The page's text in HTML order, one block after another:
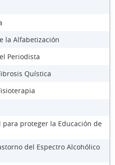
la Alfabetización
Periodista
Quística
para proteger la Educación de
del Espectro Alcohólico